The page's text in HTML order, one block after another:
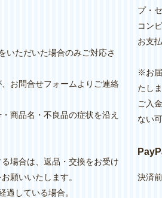
いただいた場合のみご対応さ
お問合せフォームよりご連絡
商品名・不良品の症状を沿え
場合は、返品・交換をお受け
願いいたします。
過している場合。
プ・
コン
お支
※お
たしま
ご入
ない
決済